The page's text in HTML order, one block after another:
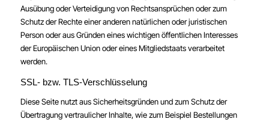
Ausübung oder Verteidigung von Rechtsansprüchen oder zum
Schutz der Rechte einer anderen natürlichen oder juristischen
Person oder aus Gründen eines wichtigen öffentlichen Interesses
der Europäischen Union oder eines Mitgliedstaats verarbeitet
werden.
SSL- bzw. TLS-Verschlüsselung
Diese Seite nutzt aus Sicherheitsgründen und zum Schutz der
Übertragung vertraulicher Inhalte, wie zum Beispiel Bestellungen